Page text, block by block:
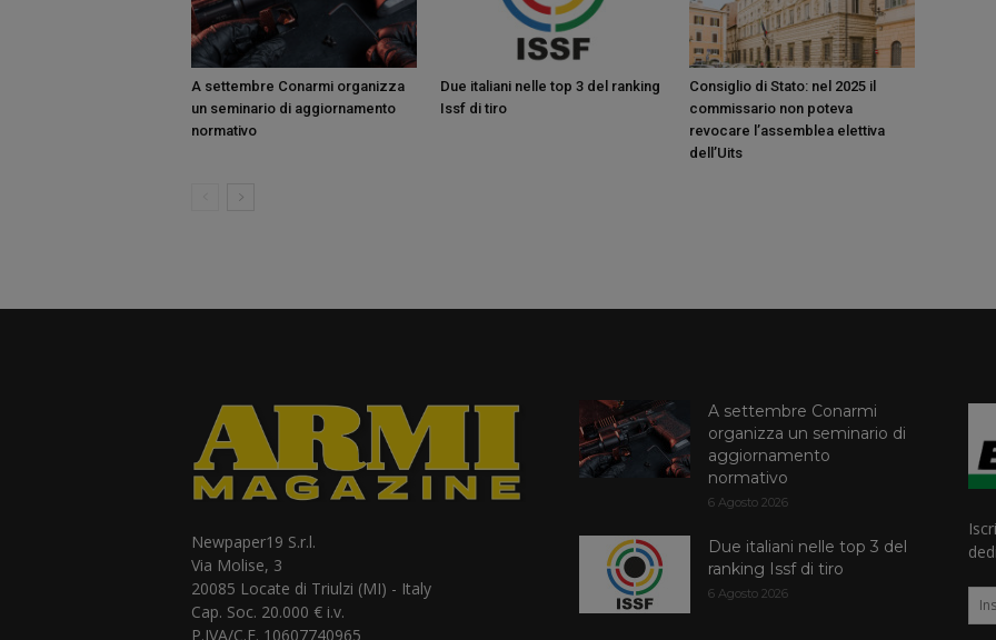
A settembre Conarmi organizza
un seminario di aggiornamento
normativo
Due italiani nelle top 3 del ranking
Issf di tiro
Consiglio di Stato: nel 2025 il
commissario non poteva
revocare l’assemblea elettiva
dell’Uits
Newpaper19 S.r.l.
Via Molise, 3
20085 Locate di Triulzi (MI) - Italy
Cap. Soc. 20.000 € i.v.
P.IVA/C.F. 10607740965
A settembre Conarmi
organizza un seminario di
aggiornamento
normativo
6 Agosto 2026
Due italiani nelle top 3 del
ranking Issf di tiro
6 Agosto 2026